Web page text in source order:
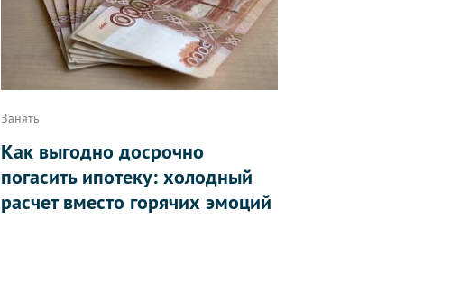
Занять
Как выгодно досрочно
погасить ипотеку: холодный
расчет вместо горячих эмоций